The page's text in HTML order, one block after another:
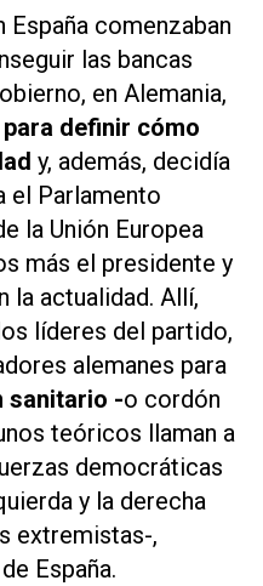
comenzaban
las bancas
en Alemania,
definir cómo
y, además, decidía
el Parlamento
la Unión Europea
más el presidente y
la actualidad. Allí,
líderes del partido,
alemanes para
sanitario -o cordón
teóricos llaman a
democráticas
y la derecha
extremistas-,
de España.